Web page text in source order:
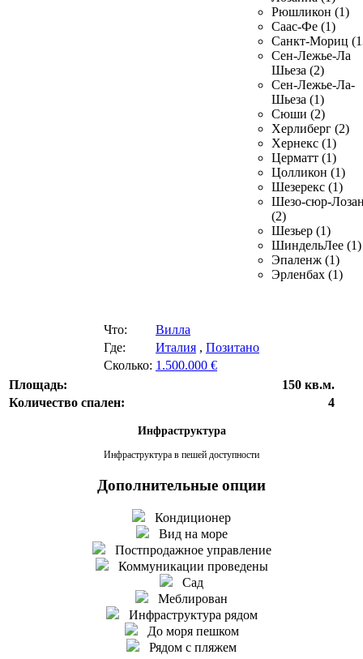
Рюшликон (1)
Саас-Фе (1)
Санкт-Мориц
Сен-Лежье-Ла
Шьеза (2)
Сен-Лежье-Ла-
Шьеза (1)
Сюши (2)
Херлиберг (2)
Хернекс (1)
Церматт (1)
Цолликон (1)
Шезерекс (1)
Шезо-сюр-
(2)
Шезьер (1)
ШиндельЛее (1)
Эпаленж (1)
Эрленбах (1)
Что:
Вилла
Где:
Италия , Позитано
Сколько: 1.500.000 €
Площадь:
150 кв.м.
Количество спален:
4
Инфраструктура
Инфраструктура в пешей доступности
Дополнительные опции
Кондиционер
Вид на море
Постпродажное управление
Коммуникации проведены
Сад
Меблирован
Инфраструктура рядом
До моря пешком
Рядом с пляжем